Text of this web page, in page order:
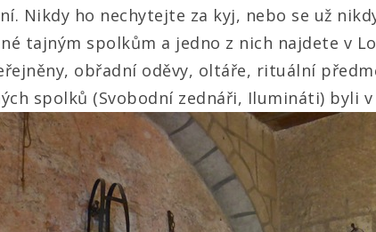
Nikdy ho nechytejte za kyj, nebo se už
tajným spolkům a jedno z nich najdete
obřadní oděvy, oltáře, rituální
spolků (Svobodní zednáři, Ilumináti)